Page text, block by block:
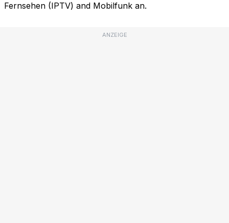
Fernsehen (IPTV) and Mobilfunk an.
ANZEIGE